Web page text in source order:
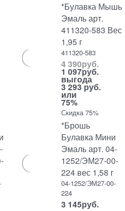
*Булавка Мышь
Эмаль арт.
411320-583 Вес
1,95 г
411320-583
4 390руб.
1 097руб.
выгода
3 293 руб.
или
75%
Скидка 75%
*Брошь
Булавка Мини
Эмаль арт. 04-
1252/ЭМ27-00-
224 вес 1,58 г
04-1252/ЭМ27-00-
224
3 145руб.